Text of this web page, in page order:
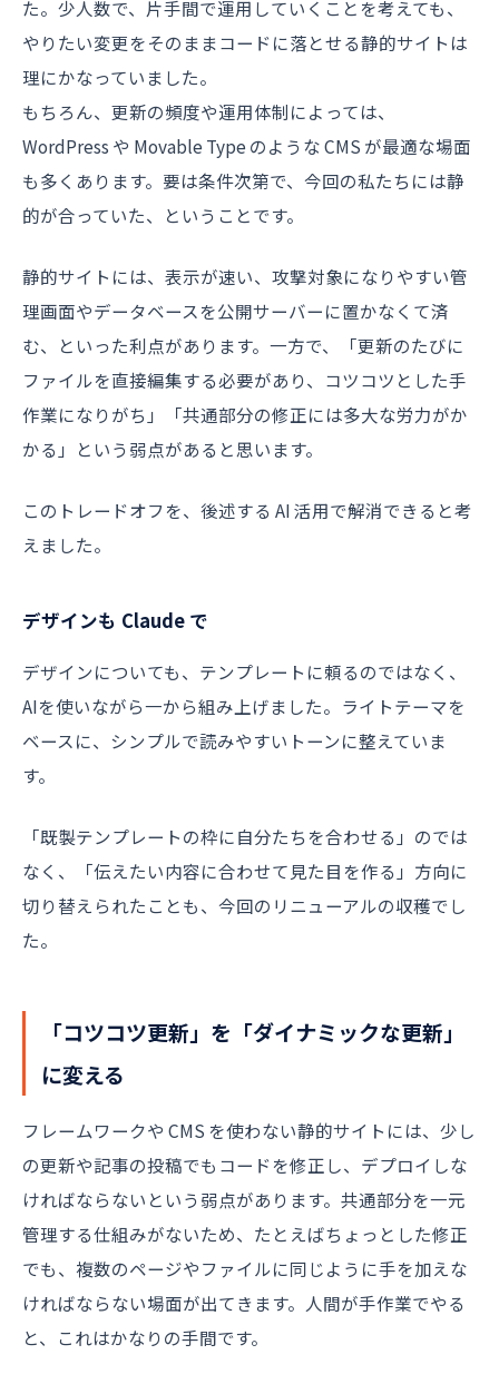
た。少人数で、片手間で運用していくことを考えても、
やりたい変更をそのままコードに落とせる静的サイトは
理にかなっていました。
もちろん、更新の頻度や運用体制によっては、
WordPress や Movable Type のような CMS が最適な場面
も多くあります。要は条件次第で、今回の私たちには静
的が合っていた、ということです。
静的サイトには、表示が速い、攻撃対象になりやすい管
理画面やデータベースを公開サーバーに置かなくて済
む、といった利点があります。一方で、「更新のたびに
ファイルを直接編集する必要があり、コツコツとした手
作業になりがち」「共通部分の修正には多大な労力がか
かる」という弱点があると思います。
このトレードオフを、後述する AI 活用で解消できると考
えました。
デザインも Claude で
デザインについても、テンプレートに頼るのではなく、
AIを使いながら一から組み上げました。ライトテーマを
ベースに、シンプルで読みやすいトーンに整えていま
す。
「既製テンプレートの枠に自分たちを合わせる」のでは
なく、「伝えたい内容に合わせて見た目を作る」方向に
切り替えられたことも、今回のリニューアルの収穫でし
た。
「コツコツ更新」を「ダイナミックな更新」
に変える
フレームワークや CMS を使わない静的サイトには、少し
の更新や記事の投稿でもコードを修正し、デプロイしな
ければならないという弱点があります。共通部分を一元
管理する仕組みがないため、たとえばちょっとした修正
でも、複数のページやファイルに同じように手を加えな
ければならない場面が出てきます。人間が手作業でやる
と、これはかなりの手間です。